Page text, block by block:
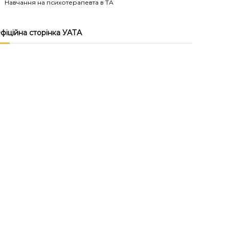
Навчання на психотерапевта в ТА
сторінка УАТА